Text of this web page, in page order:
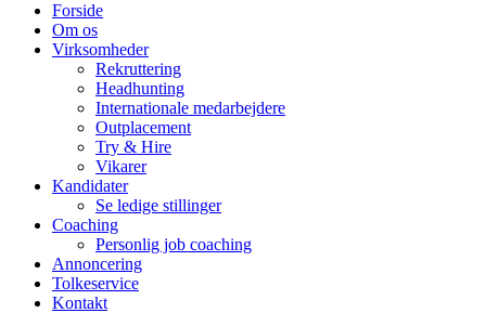
Forside
Om os
Virksomheder
Rekruttering
Headhunting
Internationale medarbejdere
Outplacement
Try & Hire
Vikarer
Kandidater
Se ledige stillinger
Coaching
Personlig job coaching
Annoncering
Tolkeservice
Kontakt